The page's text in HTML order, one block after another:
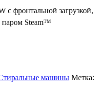
с фронтальной загрузкой,
паром Steam™
машины Метка: